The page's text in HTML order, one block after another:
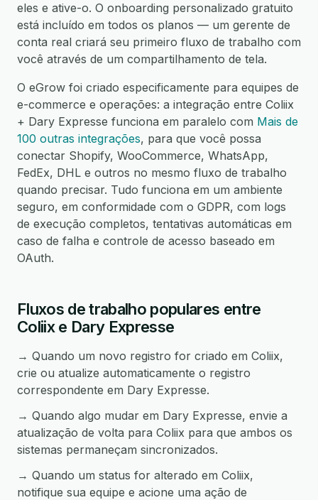
eles e ative-o. O onboarding personalizado gratuito
está incluído em todos os planos — um gerente de
conta real criará seu primeiro fluxo de trabalho com
você através de um compartilhamento de tela.
O eGrow foi criado especificamente para equipes de
e-commerce e operações: a integração entre Coliix
+ Dary Expresse funciona em paralelo com Mais de
100 outras integrações, para que você possa
conectar Shopify, WooCommerce, WhatsApp,
FedEx, DHL e outros no mesmo fluxo de trabalho
quando precisar. Tudo funciona em um ambiente
seguro, em conformidade com o GDPR, com logs
de execução completos, tentativas automáticas em
caso de falha e controle de acesso baseado em
OAuth.
Fluxos de trabalho populares entre
Coliix e Dary Expresse
→ Quando um novo registro for criado em Coliix,
crie ou atualize automaticamente o registro
correspondente em Dary Expresse.
→ Quando algo mudar em Dary Expresse, envie a
atualização de volta para Coliix para que ambos os
sistemas permaneçam sincronizados.
→ Quando um status for alterado em Coliix,
notifique sua equipe e acione uma ação de